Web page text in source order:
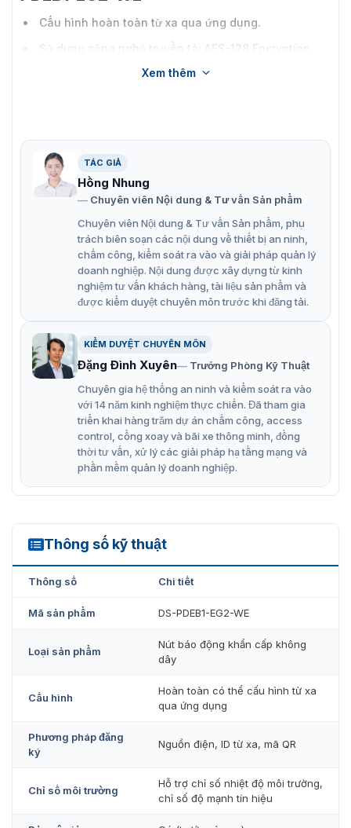
Cấu hình hoàn toàn từ xa qua ứng dụng.
Sử dụng công nghệ truyền tải AES-128 Encryption.
Nhảy tần chống nhiễu để truyền dữ liệu đáng tin cậy.
gian trống.
Nhiều phương pháp đăng ký như khởi động nguồn, ID
Hoạt động bằng pin CR2450, với thời gian sử dụng
lên đến 3 năm trong trạng thái làm việc.
Xem thêm
TÁC GIẢ
Hồng Nhung
Chuyên viên Nội dung & Tư vấn Sản phẩm
Chuyên viên Nội dung & Tư vấn Sản phẩm, phụ
trách biên soạn các nội dung về thiết bị an ninh,
chấm công, kiểm soát ra vào và giải pháp quản lý
doanh nghiệp. Nội dung được xây dựng từ kinh
nghiệm tư vấn khách hàng, tài liệu sản phẩm và
được kiểm duyệt chuyên môn trước khi đăng tải.
KIỂM DUYỆT CHUYÊN MÔN
Đặng Đình Xuyên
Trưởng Phòng Kỹ Thuật
Chuyên gia hệ thống an ninh và kiểm soát ra vào
với 14 năm kinh nghiệm thực chiến. Đã tham gia
triển khai hàng trăm dự án chấm công, access
control, cổng xoay và bãi xe thông minh, đồng
thời tư vấn, xử lý các giải pháp hạ tầng mạng và
phần mềm quản lý doanh nghiệp.
Thông số kỹ thuật
DS-PDEB1-EG2-WE
Thông số Chi tiết
Mã sản phẩm DS-PDEB1-EG2-WE
Loại sản phẩm
Nút báo động khẩn cấp không
dây
Cấu hình
Hoàn toàn có thể cấu hình từ xa
qua ứng dụng
Phương pháp đăng
ký
Nguồn điện, ID từ xa, mã QR
Chỉ số môi trường
Hỗ trợ chỉ số nhiệt độ môi trường,
chỉ số độ mạnh tín hiệu